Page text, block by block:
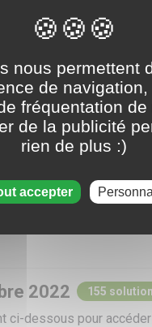
octobre
- 28 octobre 2022
2022 155
ci-dessous pour
nous permettent
de
fréquentation
de la publicité
rien de plus :)
accepter